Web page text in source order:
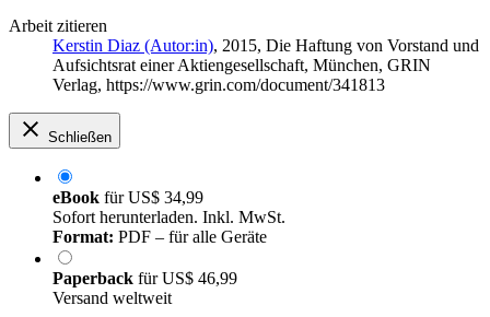
Arbeit zitieren
Kerstin Diaz (Autor:in), 2015, Die Haftung von Vorstand und
Aufsichtsrat einer Aktiengesellschaft, München, GRIN
Verlag, https://www.grin.com/document/341813
Schließen
eBook fürUS$ 34,99
Sofort herunterladen. Inkl. MwSt.
Format: PDF – für alle Geräte
Paperback fürUS$ 46,99
Versand weltweit